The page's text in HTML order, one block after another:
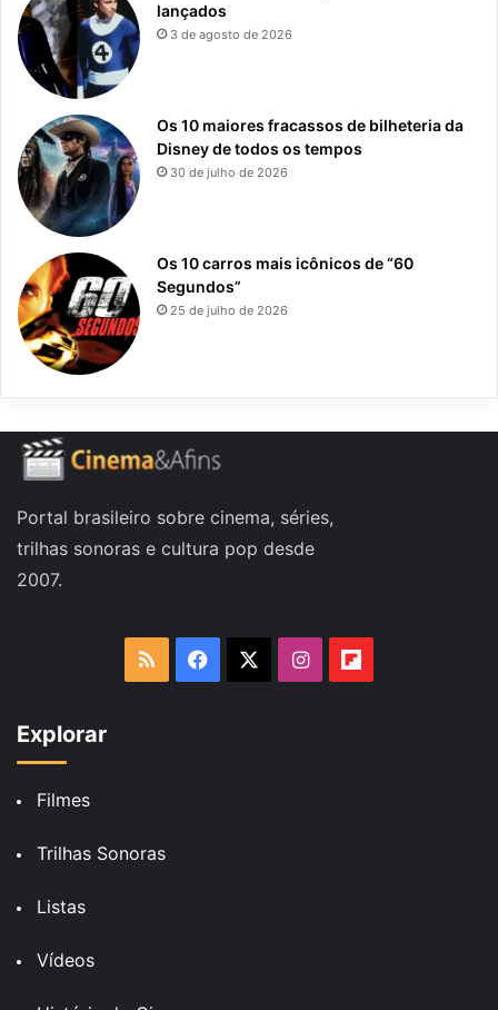
lançados
3 de agosto de 2026
Os 10 maiores fracassos de bilheteria da
Disney de todos os tempos
30 de julho de 2026
Os 10 carros mais icônicos de “60
Segundos”
25 de julho de 2026
Portal brasileiro sobre cinema, séries,
trilhas sonoras e cultura pop desde
2007.
RSS Facebook Instagram
Explorar
Filmes
Trilhas Sonoras
Listas
Vídeos